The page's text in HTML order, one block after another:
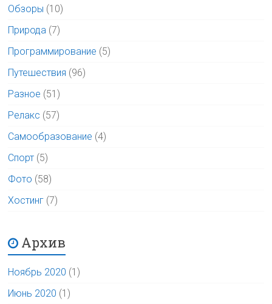
Обзоры (10)
Природа (7)
Программирование (5)
Путешествия (96)
Разное (51)
Релакс (57)
Самообразование (4)
Спорт (5)
Фото (58)
Хостинг (7)
Архив
Ноябрь 2020 (1)
Июнь 2020 (1)